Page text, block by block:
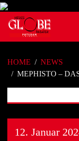
HOME
NEWS
MEPHISTO –
12. Januar